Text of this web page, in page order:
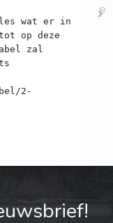
wat er in
op deze
zal
2-
e